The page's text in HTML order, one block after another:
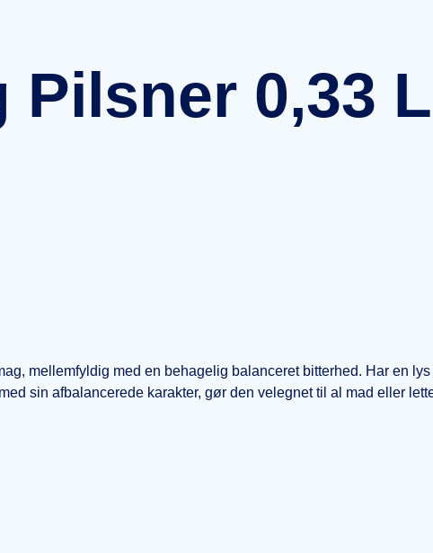
Pilsner 0,33 L
mellemfyldig med en behagelig balanceret bitterhed. Har en
sin afbalancerede karakter, gør den velegnet til al mad eller